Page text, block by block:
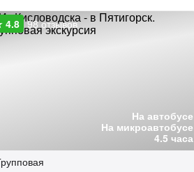
На автобусе
На микроавтобусе
4.5 часа
98 отзывов